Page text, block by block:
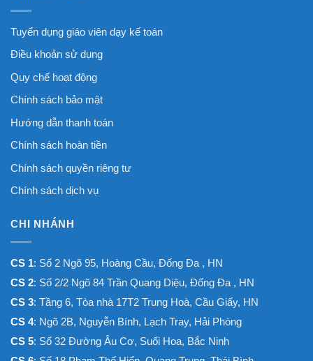
Tuyển dụng giáo viên dạy kế toán
Điều khoản sử dụng
Quy chế hoạt động
Chính sách bảo mật
Hướng dẫn thanh toán
Chính sách hoàn tiền
Chính sách quyền riêng tư
Chính sách dịch vụ
CHI NHÁNH
CS 1: Số 2 Ngõ 95, Hoàng Cầu, Đống Đa , HN
CS 2: Số 2/2 Ngõ 84 Trần Quang Diệu, Đống Đa , HN
CS 3: Tầng 6, Tòa nhà 17T2 Trung Hoà, Cầu Giấy, HN
CS 4: Ngõ 2B, Nguyễn Bính, Lạch Tray, Hải Phòng
CS 5: Số 32 Đường Âu Cơ, Suối Hoa, Bắc Ninh